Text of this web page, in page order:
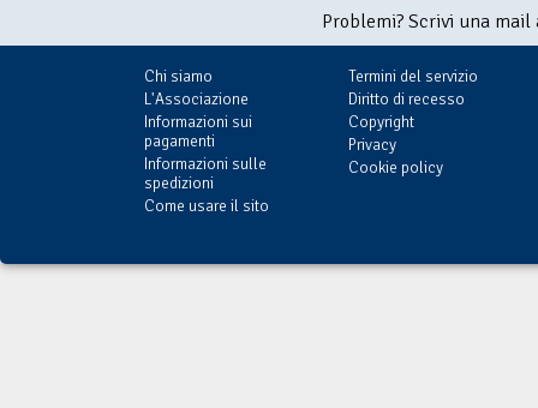
Problemi? Scrivi una
Chi siamo
L'Associazione
Informazioni sui
pagamenti
Informazioni sulle
spedizioni
Come usare il sito
Termini del servizio
Diritto di recesso
Copyright
Privacy
Cookie policy